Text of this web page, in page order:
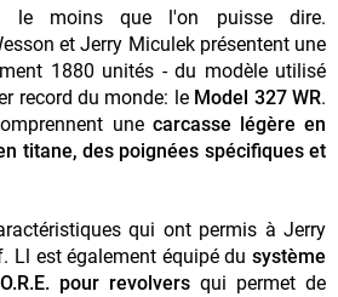
le moins que l'on puisse dire.
et Jerry Miculek présentent une
1880 unités - du modèle utilisé
record du monde: leModel 327 WR.
une carcasse légère en
titane, des poignées spécifiques et
qui ont permis à Jerry
Ll est également équipé du système
pour revolvers qui permet de